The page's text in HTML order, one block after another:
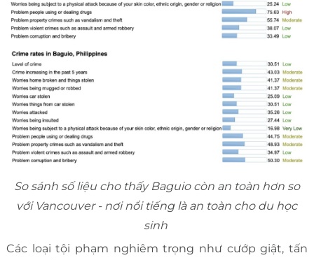
So sánh số liệu cho thấy Baguio còn an toàn hơn so
với Vancouver - nơi nổi tiếng là an toàn cho du học
sinh
Các loại tội phạm nghiêm trọng như cướp giật, tấn